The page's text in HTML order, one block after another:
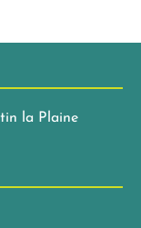
la Plaine